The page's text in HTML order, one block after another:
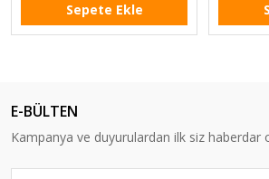
Sepete Ekle
E-BÜLTEN
Kampanya ve duyurulardan ilk siz haberdar